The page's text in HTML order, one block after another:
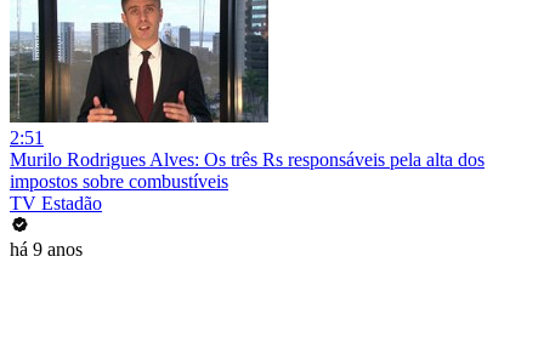
2:51
Murilo Rodrigues Alves: Os três Rs responsáveis pela alta dos
impostos sobre combustíveis
TV Estadão
há 9 anos